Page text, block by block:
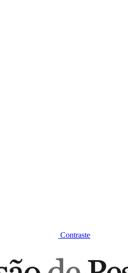
Contraste